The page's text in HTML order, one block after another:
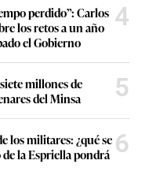
perdido”: Carlos
los retos a un año
el Gobierno
4
millones de
del Minsa
5
los militares: ¿qué se
la Espriella pondrá 6